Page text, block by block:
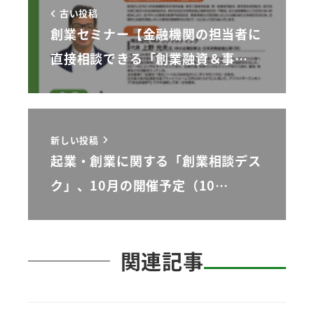
古い投稿
創業セミナー【金融機関の担当者に
直接相談できる「創業融資＆事…
新しい投稿
起業・創業に関する「創業相談デス
ク」、10月の開催予定（10…
関連記事